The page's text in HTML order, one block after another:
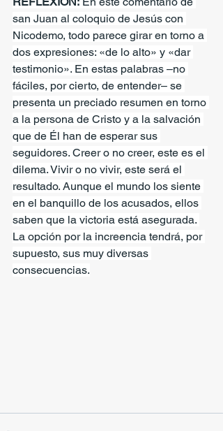
san Juan al coloquio de Jesús con
Nicodemo, todo parece girar en torno a
dos expresiones: «de lo alto» y «dar
testimonio». En estas palabras –no
fáciles, por cierto, de entender– se
presenta un preciado resumen en torno
a la persona de Cristo y a la salvación
que de Él han de esperar sus
seguidores. Creer o no creer, este es el
dilema. Vivir o no vivir, este será el
resultado. Aunque el mundo los siente
en el banquillo de los acusados, ellos
saben que la victoria está asegurada.
La opción por la increencia tendrá, por
supuesto, sus muy diversas
consecuencias.